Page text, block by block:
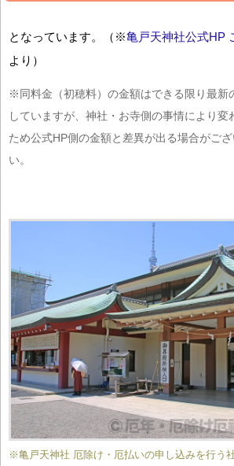
となっています。（※亀戸天神社公式HP
より）
※同料金（初穂料）の金額はできる限り最新
していますが、神社・お寺側の事情により変
ため公式HP側の金額と差異が出る場合がご
い。
※亀戸天神社 厄除け・厄払いの申し込みを行う